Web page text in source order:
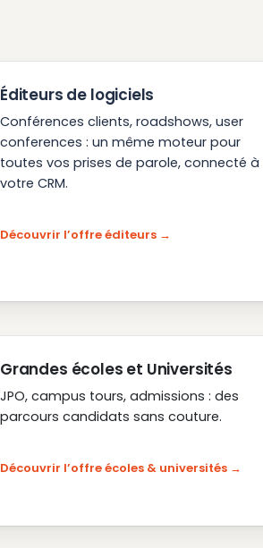
Éditeurs de logiciels
Conférences clients, roadshows, user
conferences : un même moteur pour
toutes vos prises de parole, connecté à
votre CRM.
Découvrir l’offre éditeurs
Grandes écoles et Universités
JPO, campus tours, admissions : des
parcours candidats sans couture.
Découvrir l’offre écoles & universités